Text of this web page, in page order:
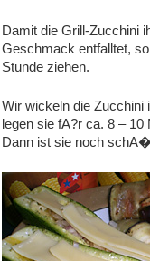
Damit die Grill-Zucchini
Geschmack entfalltet,
Stunde ziehen.
Wir wickeln die Zucchini
legen sie fA?r ca. 8 – 10
Dann ist sie noch